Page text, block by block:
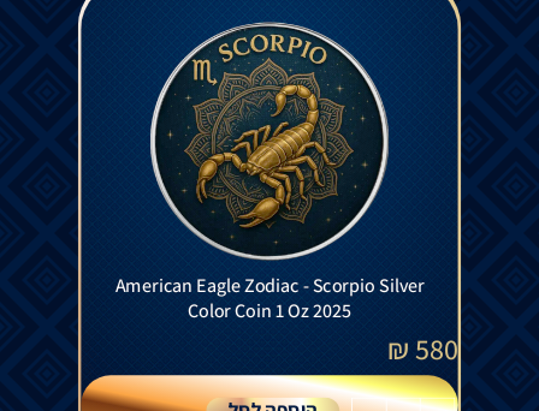
American Eagle Zodiac - Scorpio Silver
Color Coin 1 Oz 2025
580
₪